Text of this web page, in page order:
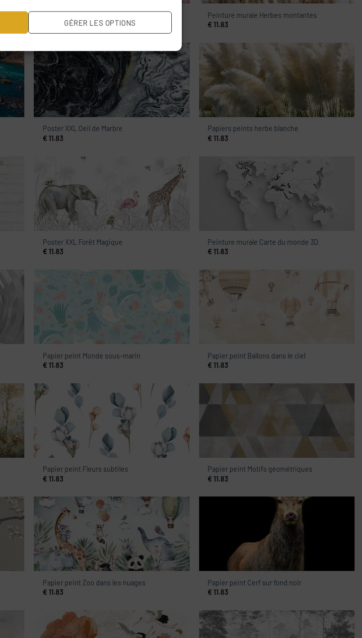
GÉRER LES OPTIONS
Peinture murale Herbes montantes
€ 11.83
Poster XXL Oeil de Marbre
€ 11.83
Papiers peints herbe blanche
€ 11.83
Poster XXL Forêt Magique
€ 11.83
Peinture murale Carte du monde 3D
€ 11.83
Papier peint Monde sous-marin
€ 11.83
Papier peint Ballons dans le ciel
€ 11.83
Papier peint Fleurs subtiles
€ 11.83
Papier peint Motifs géométriques
€ 11.83
Papier peint Zoo dans les nuages
€ 11.83
Papier peint Cerf sur fond noir
€ 11.83